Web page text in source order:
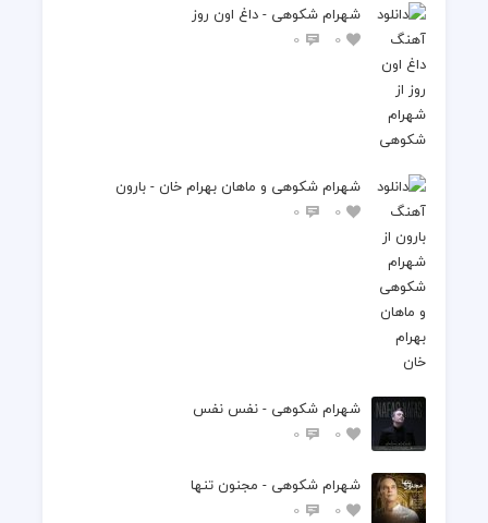
شهرام شکوهی - داغ اون روز
0
0
شهرام شکوهی و ماهان بهرام خان - بارون
0
0
شهرام شکوهی - نفس نفس
0
0
شهرام شکوهی - مجنون تنها
0
0